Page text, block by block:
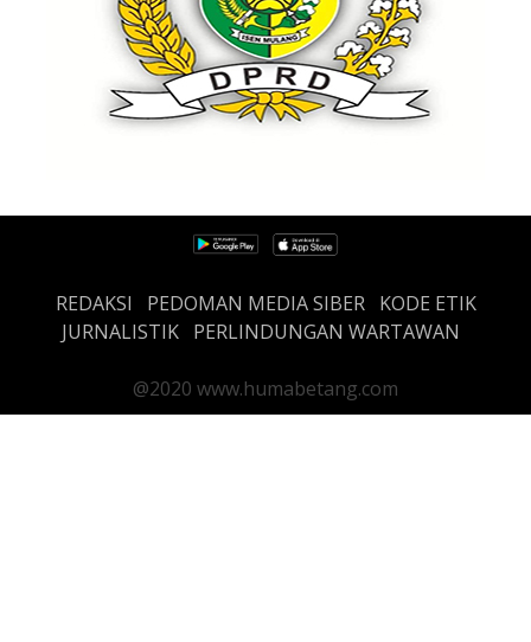
REDAKSI PEDOMAN MEDIA SIBER
KODE ETIK
JURNALISTIK PERLINDUNGAN WARTAWAN
@2020 www.humabetang.com